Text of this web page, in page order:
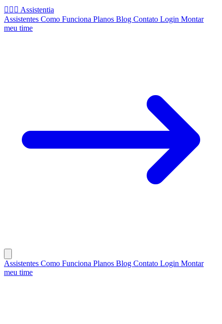
🧚🏻‍♂️ Assistentia
Assistentes Como Funciona Planos Blog Contato Login Montar
meu time
Assistentes Como Funciona Planos Blog Contato Login Montar
meu time